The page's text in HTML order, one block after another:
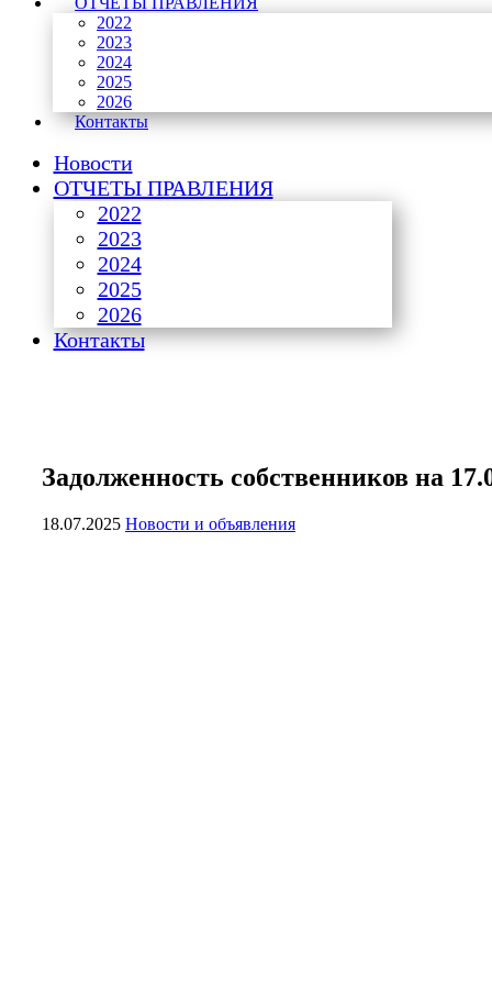
2022
2023
2024
2025
2026
Контакты
Новости
ОТЧЕТЫ ПРАВЛЕНИЯ
2022
2023
2024
2025
2026
Контакты
Задолженность собственников на
18.07.2025 Новости и объявления